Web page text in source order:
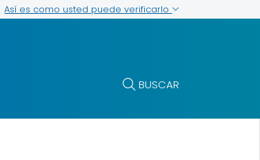
Así es como usted puede verificarlo
BUSCAR